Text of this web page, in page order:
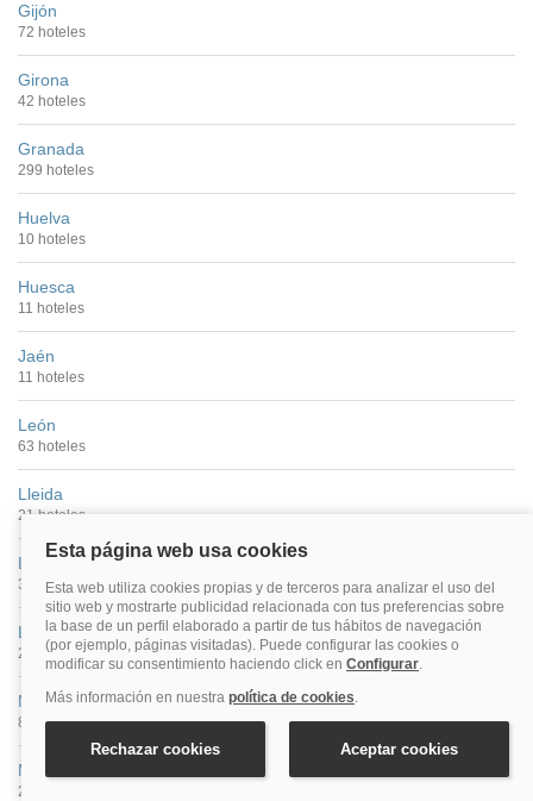
Gijón
72 hoteles
Girona
42 hoteles
Granada
299 hoteles
Huelva
10 hoteles
Huesca
11 hoteles
Jaén
11 hoteles
León
63 hoteles
Lleida
21 hoteles
Logroño
39 hoteles
Lugo
26 hoteles
Madrid
877 hoteles
Málaga
269 hoteles